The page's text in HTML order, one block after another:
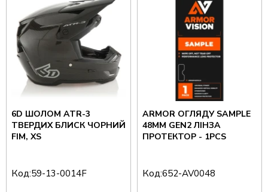
6D ШОЛОМ ATR-3
ТВЕРДИХ БЛИСК ЧОРНИЙ
FIM, XS
Код:59-13-0014F
ARMOR ОГЛЯДУ SAMPLE
48MM GEN2 ЛІНЗА
ПРОТЕКТОР - 1PCS
Код:652-AV0048